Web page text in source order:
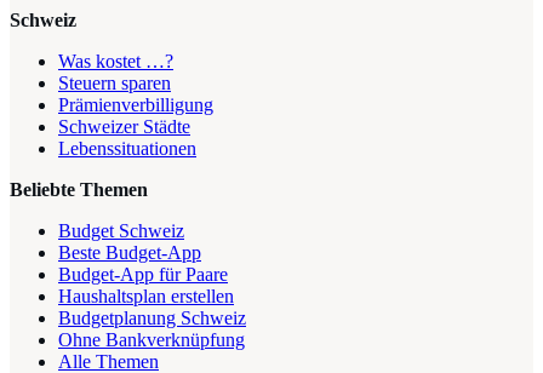
Schweiz
Was kostet …?
Steuern sparen
Prämienverbilligung
Schweizer Städte
Lebenssituationen
Beliebte Themen
Budget Schweiz
Beste Budget-App
Budget-App für Paare
Haushaltsplan erstellen
Budgetplanung Schweiz
Ohne Bankverknüpfung
Alle Themen